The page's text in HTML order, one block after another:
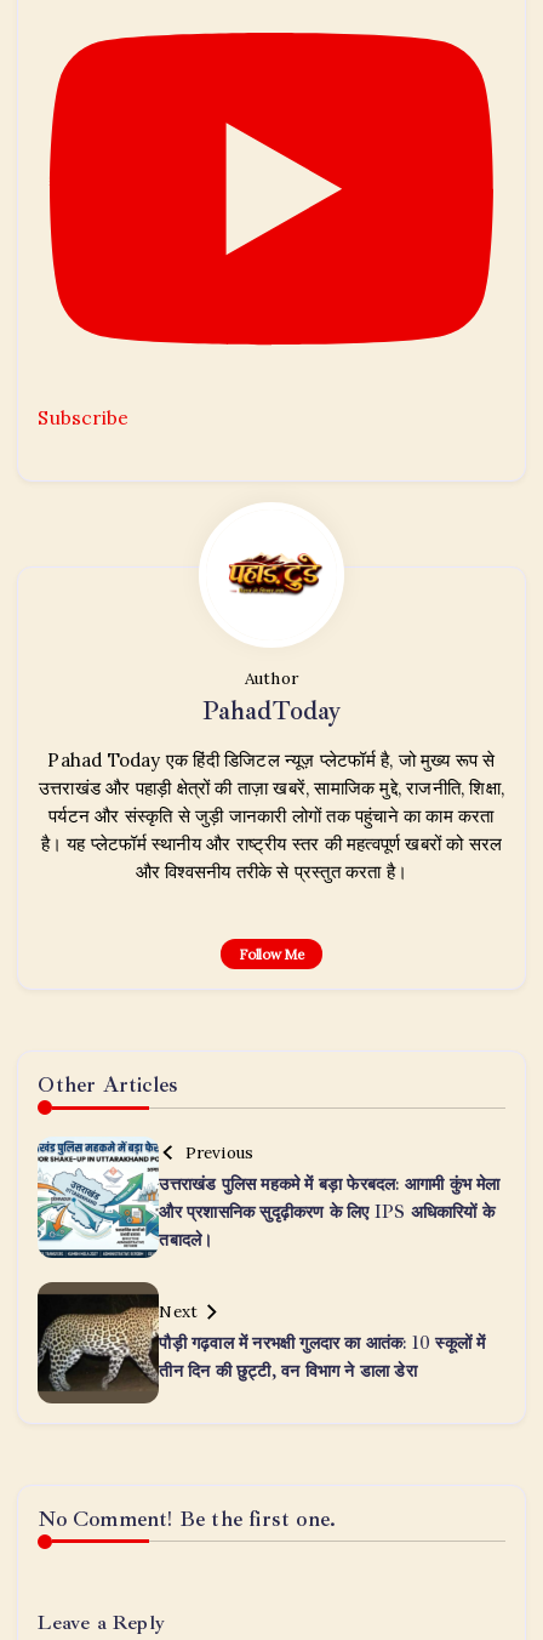
Subscribe
Author
PahadToday
Pahad Today एक हिंदी डिजिटल न्यूज़ प्लेटफॉर्म है, जो मुख्य रूप से
उत्तराखंड और पहाड़ी क्षेत्रों की ताज़ा खबरें, सामाजिक मुद्दे, राजनीति, शिक्षा,
पर्यटन और संस्कृति से जुड़ी जानकारी लोगों तक पहुंचाने का काम करता
है। यह प्लेटफॉर्म स्थानीय और राष्ट्रीय स्तर की महत्वपूर्ण खबरों को सरल
और विश्वसनीय तरीके से प्रस्तुत करता है।
Follow Me
Other Articles
Previous
उत्तराखंड पुलिस महकमे में बड़ा फेरबदल: आगामी कुंभ मेला
और प्रशासनिक सुदृढ़ीकरण के लिए IPS अधिकारियों के
तबादले।
Next
पौड़ी गढ़वाल में नरभक्षी गुलदार का आतंक: 10 स्कूलों में
तीन दिन की छुट्टी, वन विभाग ने डाला डेरा
No Comment! Be the first one.
Leave a Reply